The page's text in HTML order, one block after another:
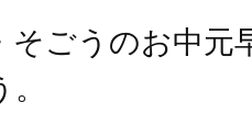
そごうのお中元